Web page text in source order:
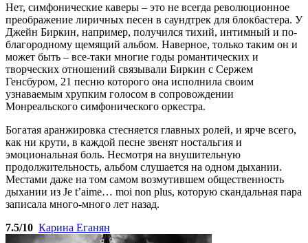
Нет, симфонические каверы – это не всегда революционное
преображение лиричных песен в саундтрек для блокбастера. У
Джейн Биркин, например, получился тихий, интимный и по-
благородному щемящий альбом. Наверное, только таким он и
может быть – все-таки многие годы романтических и
творческих отношений связывали Биркин с Сержем
Генсбуром, 21 песню которого она исполнила своим
узнаваемым хрупким голосом в сопровождении
Монреальского симфонического оркестра.
Богатая аранжировка стесняется главных ролей, и ярче всего,
как ни крути, в каждой песне звенят ностальгия и
эмоциональная боль. Несмотря на внушительную
продолжительность, альбом слушается на одном дыхании.
Местами даже на том самом возмутившем общественность
дыхании из Je t’aime… moi non plus, которую скандальная пара
записала много-много лет назад.
7.5/10 Карина Еганян